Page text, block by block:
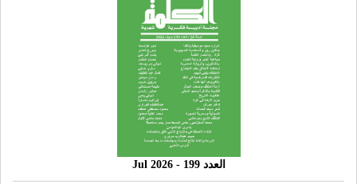
العدد 199 - 2026 Jul